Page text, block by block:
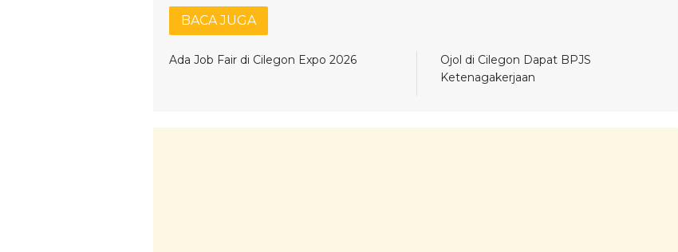
BACA JUGA
Ada Job Fair di Cilegon Expo 2026
Ojol di Cilegon Dapat BPJS
Ketenagakerjaan